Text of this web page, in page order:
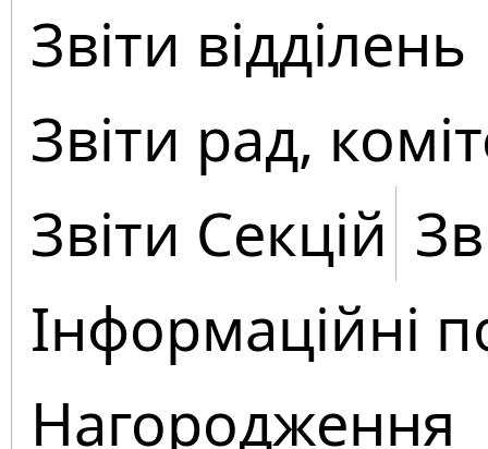
Звіти відділень
Звіти рад,
Звіти Секцій
Інформаційні
Нагородження